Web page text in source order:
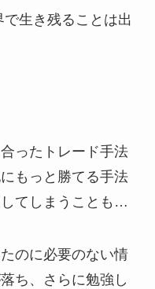
生き残ることは出
ったトレード手法
もっと勝てる手法
てしまうことも…
のに必要のない情
ち、さらに勉強し